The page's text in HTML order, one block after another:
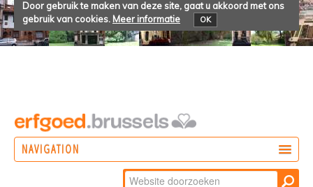
Door gebruik te maken van deze site, gaat u akkoord met ons
gebruik van cookies. Meer informatie OK
NAVIGATION
Zoek